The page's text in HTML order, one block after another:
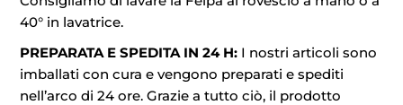
40° in lavatrice.
PREPARATA E SPEDITA IN 24 H: I nostri articoli sono
imballati con cura e vengono preparati e spediti
nell’arco di 24 ore. Grazie a tutto ciò, il prodotto